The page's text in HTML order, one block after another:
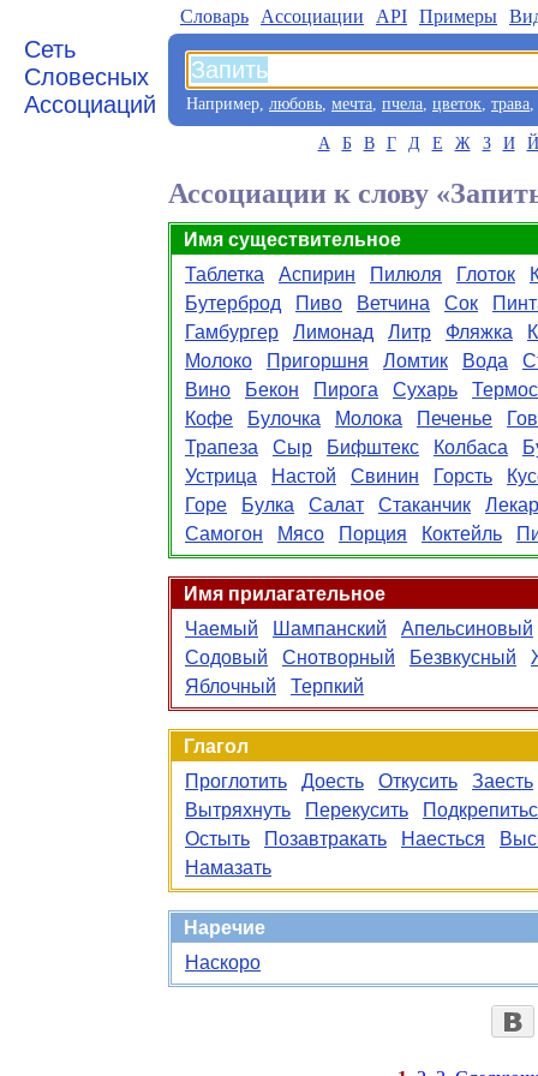
Сеть
Словесных
Ассоциаций
Словарь Aссоциации API Примеры
Например, любовь, мечта, пчела, цветок, трава,
А Б В Г Д Е Ж З И Й
Ассоциации к слову
Имя существительное
Таблетка
Аспирин Пилюля Глоток
Бутерброд
Пиво Ветчина Сок
Гамбургер
Лимонад Литр Фляжка
Молоко
Пригоршня Ломтик Вода
Вино
Бекон Пирога Сухарь
Термос
Кофе
Булочка Молока Печенье
Трапеза
Сыр Бифштекс Колбаса
Устрица
Настой Свинин Горсть
Горе
Булка Салат Стаканчик
Самогон
Мясо Порция Коктейль
Имя прилагательное
Чаемый
Шампанский
Апельсиновый
Содовый
Снотворный Безвкусный
Яблочный
Терпкий
Глагол
Проглотить
Доесть Откусить
Заесть
Вытряхнуть
Перекусить
Остыть
Позавтракать Наесться
Намазать
Наречие
Наскоро